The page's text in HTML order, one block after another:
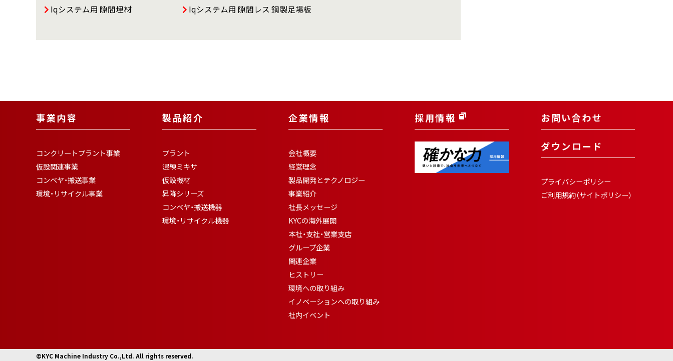
Iqシステム用 隙間埋材 Iqシステム用 隙間レス 鋼製足場板
事業内容
コンクリートプラント事業
仮設関連事業
コンベヤ・搬送事業
環境・リサイクル事業
製品紹介
プラント
混練ミキサ
仮設機材
昇降シリーズ
コンベヤ・搬送機器
環境・リサイクル機器
企業情報
会社概要
経営理念
製品開発とテクノロジー
事業紹介
社長メッセージ
KYCの海外展開
本社・支社・営業支店
グループ企業
関連企業
ヒストリー
環境への取り組み
イノベーションへの取り組み
社内イベント
採用情報 お問い合わせ
ダウンロード
プライバシーポリシー
ご利用規約（サイトポリシー）
©KYC Machine Industry Co.,Ltd. All rights reserved.